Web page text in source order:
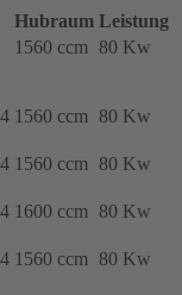
Hubraum Leistung
1560 ccm 80 Kw
1560 ccm 80 Kw
1560 ccm 80 Kw
1600 ccm 80 Kw
1560 ccm 80 Kw